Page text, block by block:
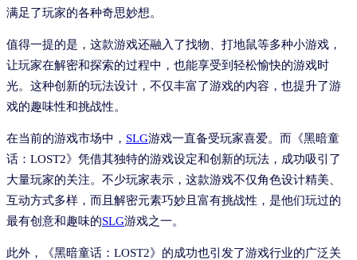
满足了玩家的各种奇思妙想。
值得一提的是，这款游戏还融入了找物、打地鼠等多种小游戏，
让玩家在解密和探索的过程中，也能享受到轻松愉快的游戏时
光。这种创新的玩法设计，不仅丰富了游戏的内容，也提升了游
戏的趣味性和挑战性。
在当前的游戏市场中， SLG游戏一直备受玩家喜爱。而《黑暗童
话：LOST2》凭借其独特的游戏设定和创新的玩法，成功吸引了
大量玩家的关注。不少玩家表示，这款游戏不仅角色设计精美、
互动方式多样，而且解密元素巧妙且富有挑战性，是他们玩过的
最有创意和趣味的SLG游戏之一。
此外，《黑暗童话：LOST2》的成功也引发了游戏行业的广泛关